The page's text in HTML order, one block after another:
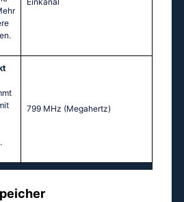
799 MHz (Megahertz)